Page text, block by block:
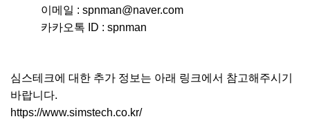
이메일 : spnman@naver.com
카카오톡 ID : spnman
심스테크에 대한 추가 정보는 아래 링크에서 참고해주시기
바랍니다.
https://www.simstech.co.kr/